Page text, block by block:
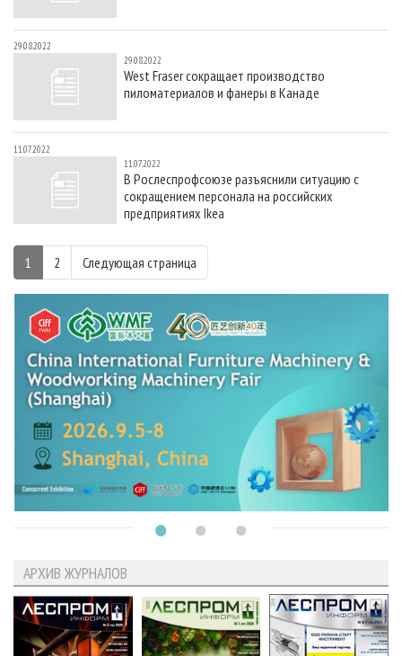
29.08.2022
29.08.2022
West Fraser сокращает производство
пиломатериалов и фанеры в Канаде
11.07.2022
11.07.2022
В Рослеспрофсоюзе разъяснили ситуацию с
сокращением персонала на российских
предприятиях Ikea
1 2 Следующая страница
АРХИВ ЖУРНАЛОВ